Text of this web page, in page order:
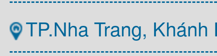
TP.Nha Trang, Khánh